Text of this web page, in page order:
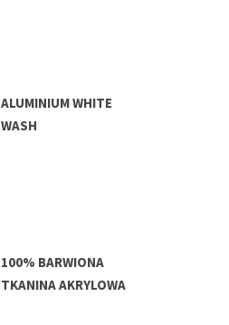
ALUMINIUM WHITE
WASH
100% BARWIONA
TKANINA AKRYLOWA